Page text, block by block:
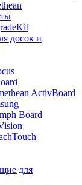
досок и
ActivBoard
Board
для